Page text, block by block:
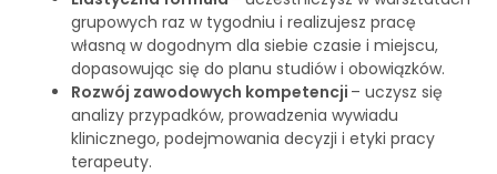
grupowych raz w tygodniu i realizujesz pracę
własną w dogodnym dla siebie czasie i miejscu,
dopasowując się do planu studiów i obowiązków.
Rozwój zawodowych kompetencji – uczysz się
analizy przypadków, prowadzenia wywiadu
klinicznego, podejmowania decyzji i etyki pracy
terapeuty.